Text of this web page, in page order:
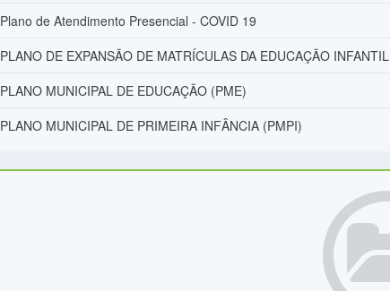
Plano de Atendimento Presencial - COVID 19
PLANO DE EXPANSÃO DE MATRÍCULAS DA EDUCAÇÃO INFANTIL
PLANO MUNICIPAL DE EDUCAÇÃO (PME)
PLANO MUNICIPAL DE PRIMEIRA INFÂNCIA (PMPI)